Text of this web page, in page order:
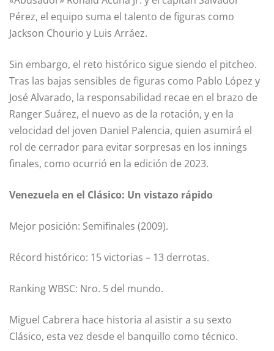
Pérez, el equipo suma el talento de figuras como
Jackson Chourio y Luis Arráez.
Sin embargo, el reto histórico sigue siendo el pitcheo.
Tras las bajas sensibles de figuras como Pablo López y
José Alvarado, la responsabilidad recae en el brazo de
Ranger Suárez, el nuevo as de la rotación, y en la
velocidad del joven Daniel Palencia, quien asumirá el
rol de cerrador para evitar sorpresas en los innings
finales, como ocurrió en la edición de 2023.
Venezuela en el Clásico: Un vistazo rápido
Mejor posición: Semifinales (2009).
Récord histórico: 15 victorias – 13 derrotas.
Ranking WBSC: Nro. 5 del mundo.
Miguel Cabrera hace historia al asistir a su sexto
Clásico, esta vez desde el banquillo como técnico.